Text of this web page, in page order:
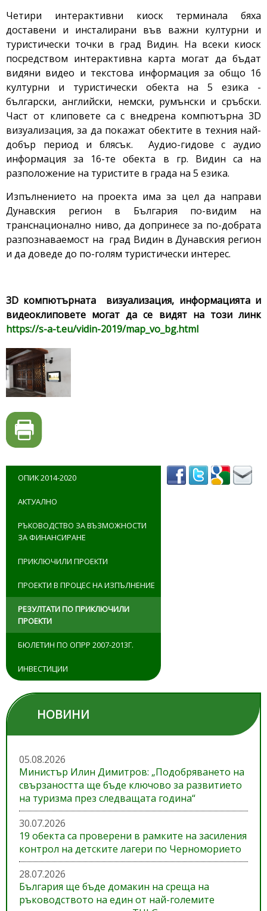
Четири интерактивни киоск терминала бяха
доставени и инсталирани във важни културни и
туристически точки в град Видин. На всеки киоск
посредством интерактивна карта могат да бъдат
видяни видео и текстова информация за общо 16
културни и туристически обекта на 5 езика -
български, английски, немски, румънски и сръбски.
Част от клиповете са с внедрена компютърна 3D
визуализация, за да покажат обектите в техния най-
добър период и блясък. Аудио-гидове с аудио
информация за 16-те обекта в гр. Видин са на
разположение на туристите в града на 5 езика.
Изпълнението на проекта има за цел да направи
Дунавския регион в България по-видим на
транснационално ниво, да допринесе за по-добрата
разпознаваемост на град Видин в Дунавския регион
и да доведе до по-голям туристически интерес.
3D компютърната визуализация, информацията и
видеоклиповете могат да се видят на този линк
https://s-a-t.eu/vidin-2019/map_vo_bg.html
ОПИК 2014-2020
АКТУАЛНО
РЪКОВОДСТВО ЗА ВЪЗМОЖНОСТИ
ЗА ФИНАНСИРАНЕ
ПРИКЛЮЧИЛИ ПРОЕКТИ
ПРОЕКТИ В ПРОЦЕС НА ИЗПЪЛНЕНИЕ
РЕЗУЛТАТИ ПО ПРИКЛЮЧИЛИ
ПРОЕКТИ
БЮЛЕТИН ПО ОПРР 2007-2013Г.
ИНВЕСТИЦИИ
НОВИНИ
05.08.2026
Министър Илин Димитров: „Подобряването на
свързаността ще бъде ключово за развитието
на туризма през следващата година“
30.07.2026
19 обекта са проверени в рамките на засиления
контрол на детските лагери по Черноморието
28.07.2026
България ще бъде домакин на среща на
ръководството на един от най-големите